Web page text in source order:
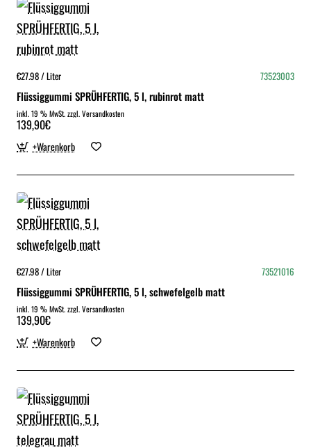
€27.98 / Liter 73523003
Flüssiggummi SPRÜHFERTIG, 5 l, rubinrot matt
inkl. 19 % MwSt. zzgl. Versandkosten
139,90€
+Warenkorb
€27.98 / Liter 73521016
Flüssiggummi SPRÜHFERTIG, 5 l, schwefelgelb matt
inkl. 19 % MwSt. zzgl. Versandkosten
139,90€
+Warenkorb